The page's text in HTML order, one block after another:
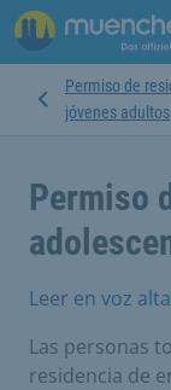
Permiso de
jóvenes adultos
Permiso
Leer en voz alta
Las personas
residencia de